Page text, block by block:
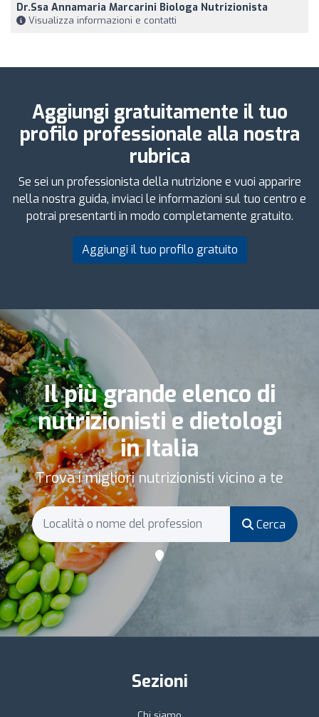
Dr.ssa Annamaria Marcarini Biologa Nutrizionista
Visualizza informazioni e contatti
Aggiungi gratuitamente il tuo
profilo professionale alla nostra
rubrica
Se sei un professionista della nutrizione e vuoi apparire
nella nostra guida, inviaci le informazioni sul tuo centro e
potrai presentarti in modo completamente gratuito.
Aggiungi il tuo profilo gratuito
Il più grande elenco di
nutrizionisti e dietologi
in Italia
Trova i migliori nutrizionisti vicino a te
Cerca
Sezioni